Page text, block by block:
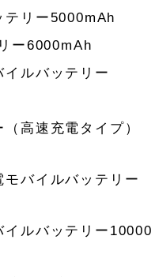
テリー5000mAh
ー6000mAh
イルバッテリー
高速充電タイプ）
バイルバッテリー
イルバッテリー10000